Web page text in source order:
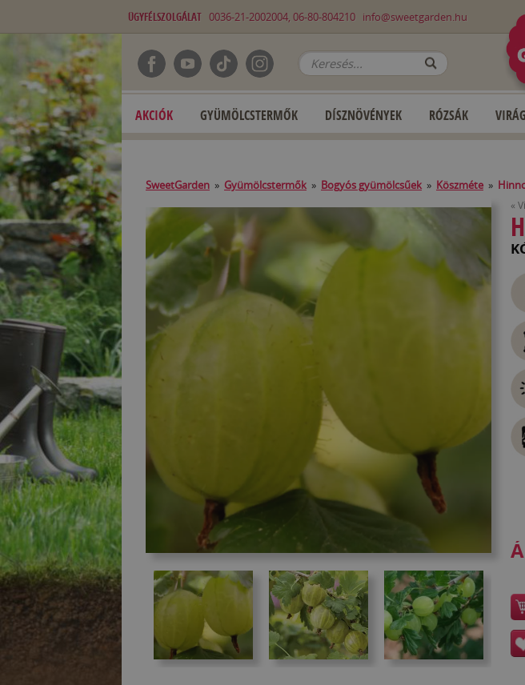
ÜGYFÉLSZOLGÁLAT 0036-21-2002004, 06-80-804210 info@sweetgarden.hu
AKCIÓK GYÜMÖLCSTERMŐK DÍSZNÖVÉNYEK RÓZSÁK
SweetGarden » Gyümölcstermők » Bogyós gyümölcsűek » Köszméte »
«